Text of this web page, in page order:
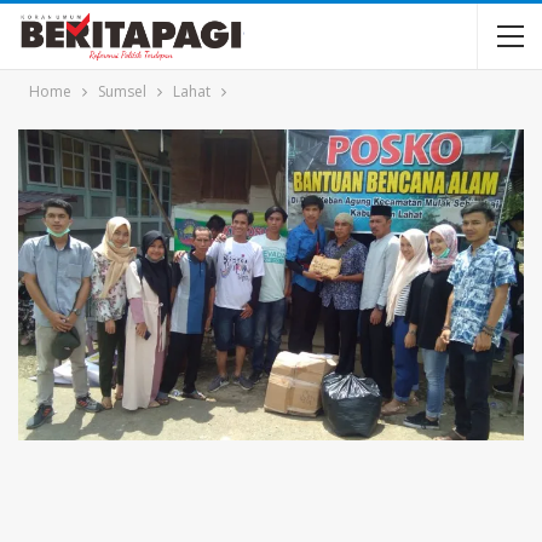
Home Sumsel Lahat